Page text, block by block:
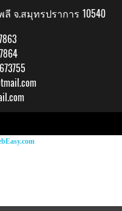
จ.สมุทรปราการ 10540